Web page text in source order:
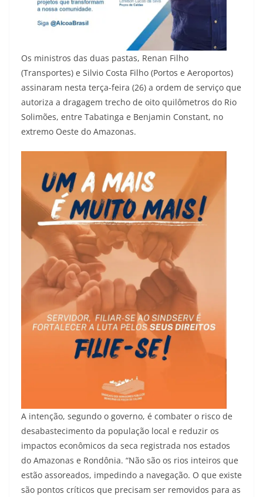
Os ministros das duas pastas, Renan Filho
(Transportes) e Silvio Costa Filho (Portos e Aeroportos)
assinaram nesta terça-feira (26) a ordem de serviço que
autoriza a dragagem trecho de oito quilômetros do Rio
Solimões, entre Tabatinga e Benjamin Constant, no
extremo Oeste do Amazonas.
A intenção, segundo o governo, é combater o risco de
desabastecimento da população local e reduzir os
impactos econômicos da seca registrada nos estados
do Amazonas e Rondônia. “Não são os rios inteiros que
estão assoreados, impedindo a navegação. O que existe
são pontos críticos que precisam ser removidos para as